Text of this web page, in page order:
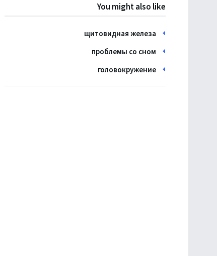
You might also like
щитовидная железа
проблемы со сном
головокружение